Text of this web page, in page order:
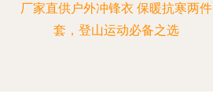
厂家直供户外冲锋衣 保暖抗寒两件
套，登山运动必备之选